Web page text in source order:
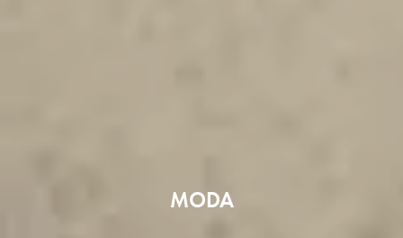
MODA